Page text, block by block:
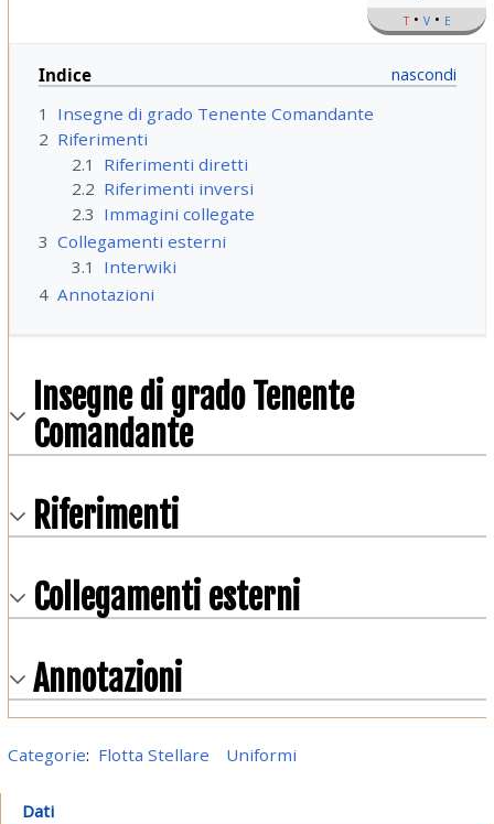
t v e
Indice
1
Insegne di grado Tenente Comandante
2 Riferimenti
2.1
Riferimenti diretti
2.2 Riferimenti inversi
2.3 Immagini collegate
3 Collegamenti esterni
3.1
Interwiki
4 Annotazioni
Insegne di grado Tenente
Comandante
Riferimenti
Collegamenti esterni
Annotazioni
Categorie: Flotta Stellare Uniformi
Dati